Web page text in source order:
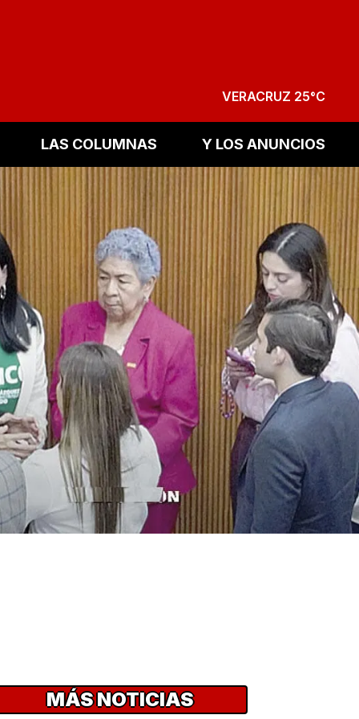
VERACRUZ 25°C
LAS COLUMNAS Y LOS ANUNCIOS
MÁS NOTICIAS